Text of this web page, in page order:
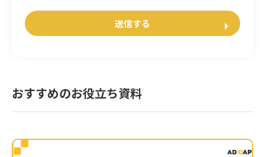
おすすめのお役立ち資料